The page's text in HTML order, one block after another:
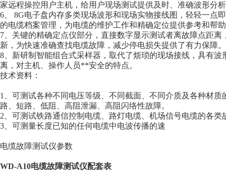
家远程操控用户主机，给用户现场测试提供及时、准确波形分
6、 8G电子盘内存多类现场波形和现场实物接线图，轻轻一点
的电缆档案管理，为电缆的维护工作和精确定位提供参考和帮
7、关键的精确定点仪部分，直接数字显示测试者离故障点距
新，为快速准确查找电缆故障，减少停电损失提供了有力保障。
8、新研制智能组合式采样器，取代了烦琐的现场接线，具有
离，对主机、操作人员**安全的特点。
技术资料：
1、可测试各种不同电压等级、不同截面、不同介质及各种材
路、短路、低阻、高阻泄漏、高阻闪络性故障。
2、可测试铁路通信控制电缆、路灯电缆、机场信号电缆的各类
3、可测量长度已知的任何电缆中电波传播的速
电缆故障测试仪参数
WD-A10电缆故障测试仪配套表